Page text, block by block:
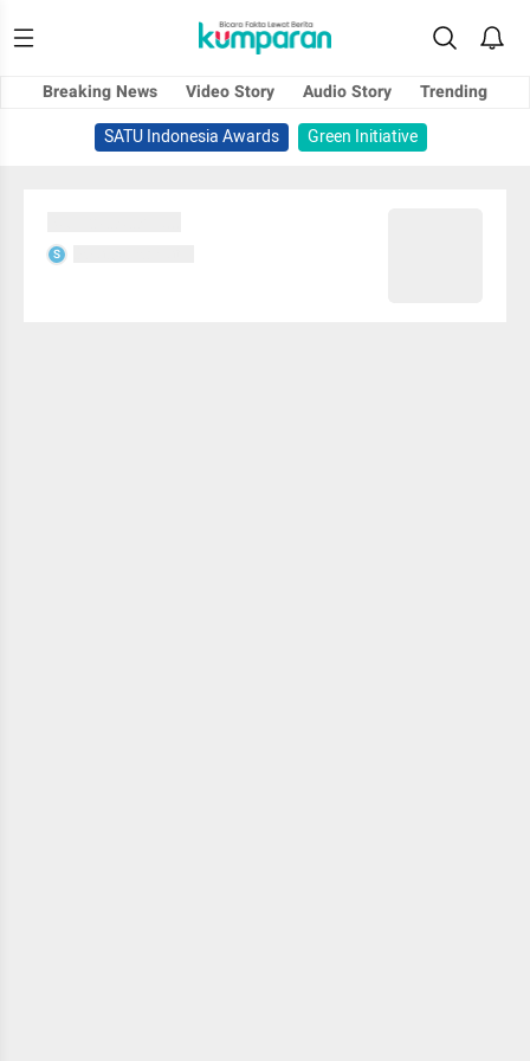
Breaking News Video Story Audio Story
Trending
SATU Indonesia Awards
Green Initiative
S